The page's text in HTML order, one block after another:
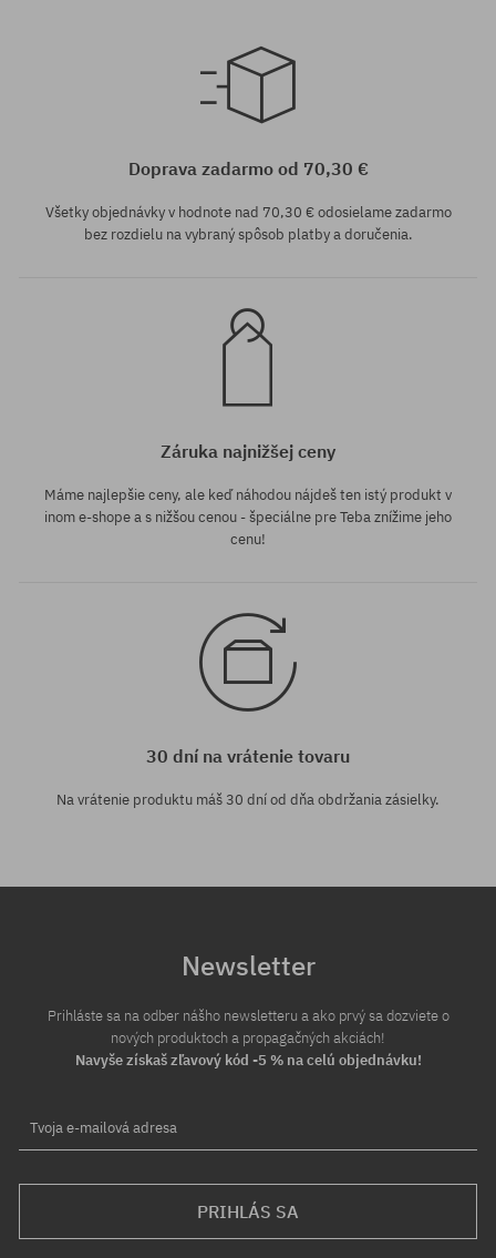
Doprava zadarmo od 70,30 €
Všetky objednávky v hodnote nad 70,30 € odosielame zadarmo
bez rozdielu na vybraný spôsob platby a doručenia.
Záruka najnižšej ceny
Máme najlepšie ceny, ale keď náhodou nájdeš ten istý produkt v
inom e-shope a s nižšou cenou - špeciálne pre Teba znížime jeho
cenu!
30 dní na vrátenie tovaru
Na vrátenie produktu máš 30 dní od dňa obdržania zásielky.
Newsletter
Prihláste sa na odber nášho newsletteru a ako prvý sa dozviete o
nových produktoch a propagačných akciách!
Navyše získaš zľavový kód -5 % na celú objednávku!
Tvoja e-mailová adresa
PRIHLÁS SA